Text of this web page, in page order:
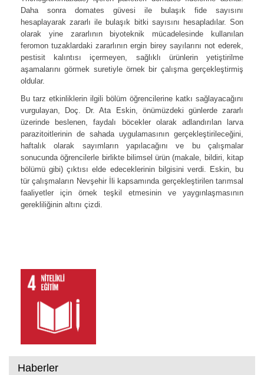
Daha sonra domates güvesi ile bulaşık fide sayısını
hesaplayarak zararlı ile bulaşık bitki sayısını hesapladılar. Son
olarak yine zararlının biyoteknik mücadelesinde kullanılan
feromon tuzaklardaki zararlının ergin birey sayılarını not ederek,
pestisit kalıntısı içermeyen, sağlıklı ürünlerin yetiştirilme
aşamalarını görmek suretiyle örnek bir çalışma gerçekleştirmiş
oldular.
Bu tarz etkinliklerin ilgili bölüm öğrencilerine katkı sağlayacağını
vurgulayan, Doç. Dr. Ata Eskin, önümüzdeki günlerde zararlı
üzerinde beslenen, faydalı böcekler olarak adlandırılan larva
parazitoitlerinin de sahada uygulamasının gerçekleştirileceğini,
haftalık olarak sayımların yapılacağını ve bu çalışmalar
sonucunda öğrencilerle birlikte bilimsel ürün (makale, bildiri, kitap
bölümü gibi) çıktısı elde edeceklerinin bilgisini verdi. Eskin, bu
tür çalışmaların Nevşehir İli kapsamında gerçekleştirilen tarımsal
faaliyetler için örnek teşkil etmesinin ve yaygınlaşmasının
gerekliliğinin altını çizdi.
Haberler